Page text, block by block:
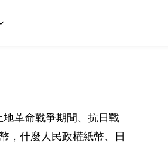
革命戰爭期間、抗日戰
，什麼人民政權紙幣、日